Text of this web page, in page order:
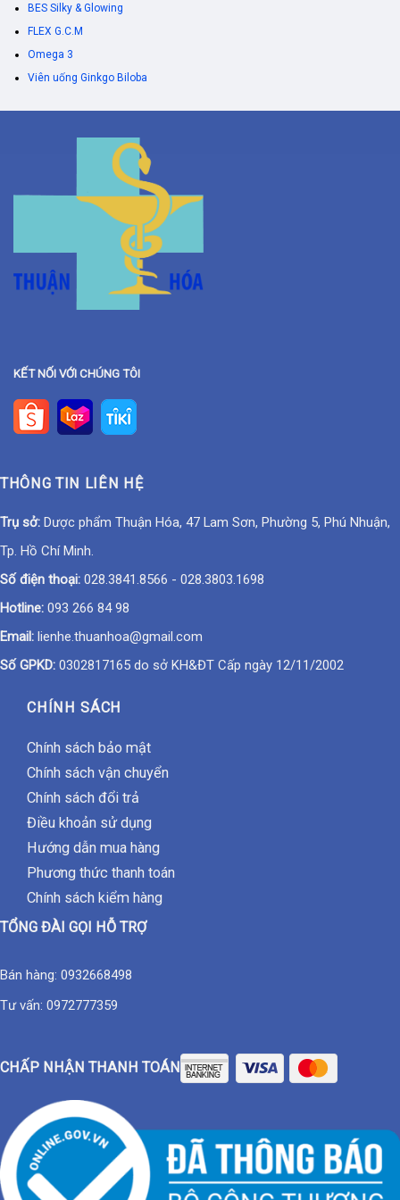
BES Silky & Glowing
FLEX G.C.M
Omega 3
Viên uống Ginkgo Biloba
KẾT NỐI VỚI CHÚNG TÔI
THÔNG TIN LIÊN HỆ
Trụ sở: Dược phẩm Thuận Hóa, 47 Lam Sơn, Phường 5, Phú Nhuận,
Tp. Hồ Chí Minh.
Số điện thoại: 028.3841.8566 - 028.3803.1698
Hotline: 093 266 84 98
Email: lienhe.thuanhoa@gmail.com
Số GPKD: 0302817165 do sở KH&ĐT Cấp ngày 12/11/2002
CHÍNH SÁCH
Chính sách bảo mật
Chính sách vận chuyển
Chính sách đổi trả
Điều khoản sử dụng
Hướng dẫn mua hàng
Phương thức thanh toán
Chính sách kiểm hàng
TỔNG ĐÀI GỌI HỖ TRỢ
Bán hàng: 0932668498
Tư vấn: 0972777359
CHẤP NHẬN THANH TOÁN